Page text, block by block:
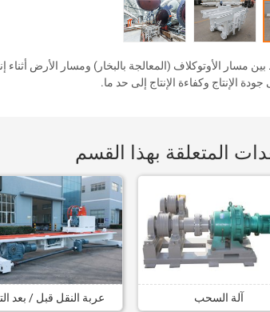
مسار الأوتوكلاف (المعالجة بالبخار) ومسار الأرض أثناء
الإنتاج وكفاءة الإنتاج إلى حد ما.
المتعلقة بهذا القسم
آلة السحب عربة النقل قبل / بعد